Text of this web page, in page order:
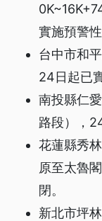
實施預警性
台中市和
24日起已
南投縣仁
路段），
花蓮縣秀
原至太魯
閉。
新北市坪